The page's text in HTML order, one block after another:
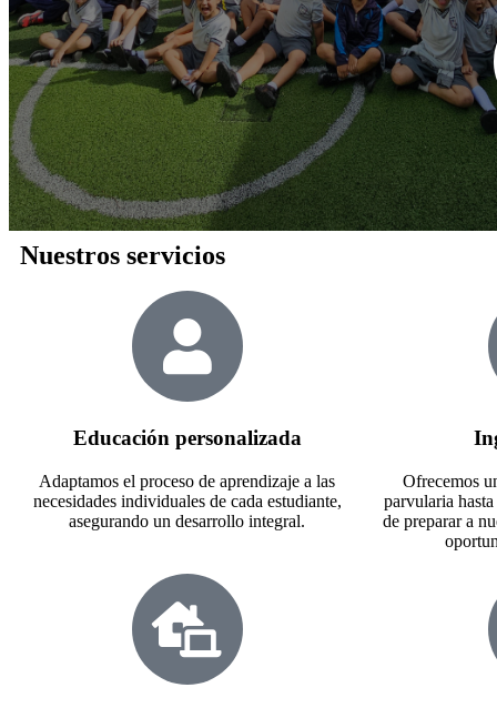
Nuestros servicios
Educación personalizada​
Adaptamos el proceso de aprendizaje a las
necesidades individuales de cada estudiante,
asegurando un desarrollo integral.
Ofrecemos
parvularia
de preparar a